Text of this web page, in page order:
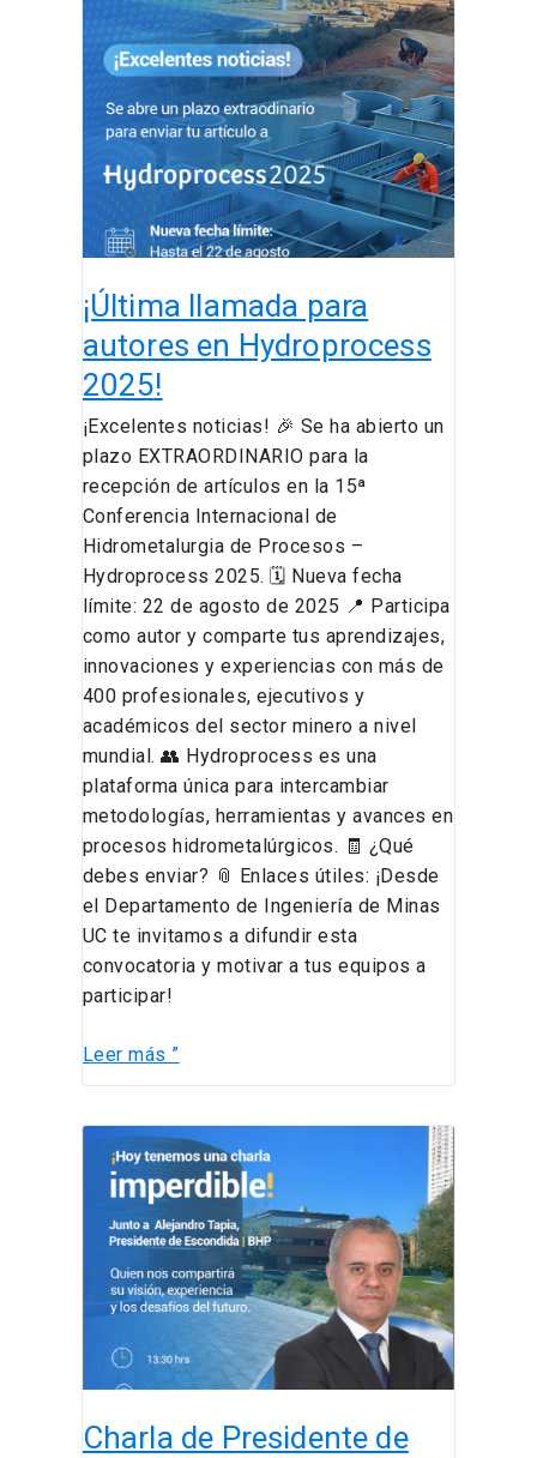
¡Última llamada para
autores en Hydroprocess
2025!
¡Excelentes noticias! 🎉 Se ha abierto un
plazo EXTRAORDINARIO para la
recepción de artículos en la 15ª
Conferencia Internacional de
Hidrometalurgia de Procesos –
Hydroprocess 2025. 🗓️ Nueva fecha
límite: 22 de agosto de 2025 📍 Participa
como autor y comparte tus aprendizajes,
innovaciones y experiencias con más de
400 profesionales, ejecutivos y
académicos del sector minero a nivel
mundial. 👥 Hydroprocess es una
plataforma única para intercambiar
metodologías, herramientas y avances en
procesos hidrometalúrgicos. 🧾 ¿Qué
debes enviar? 📎 Enlaces útiles: ¡Desde
el Departamento de Ingeniería de Minas
UC te invitamos a difundir esta
convocatoria y motivar a tus equipos a
participar!
¡Última
llamada
para
autores
en
Hydroprocess
2025!
Leer más ”
Charla de Presidente de
Charla
Presidente
BHP
en